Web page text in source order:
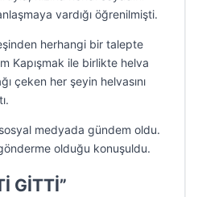
vardığı öğrenilmişti.
herhangi bir talepte
Kapışmak ile birlikte helva
çeken her şeyin helvasını
medyada gündem oldu.
olduğu konuşuldu.
GİTTİ”